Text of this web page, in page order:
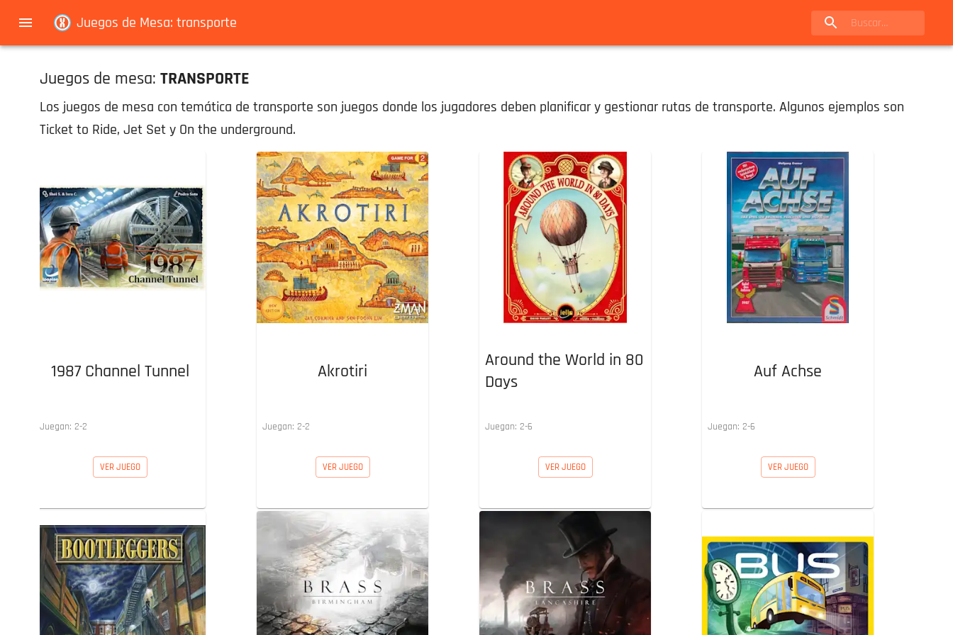
Juegos de Mesa: transporte
Juegos de mesa: TRANSPORTE
Los juegos de mesa con temática de transporte son juegos donde los jugadores deben planificar y gestionar rutas de transporte. Algunos ejemplos son
Ticket to Ride, Jet Set y On the underground.
1987 Channel Tunnel
Juegan: 2-2
VER JUEGO
Akrotiri
Juegan: 2-2
VER JUEGO
Around the World in 80
Days
Juegan: 2-6
VER JUEGO
Auf Achse
Juegan: 2-6
VER JUEGO